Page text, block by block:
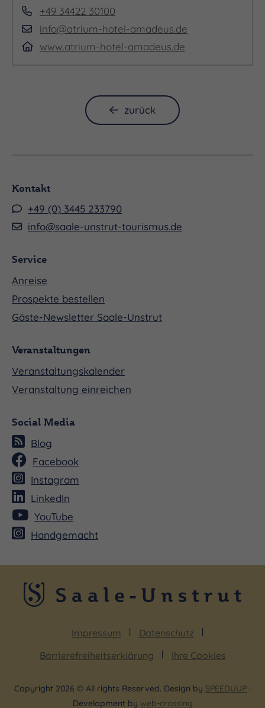
+49 34422 30100
info@atrium-hotel-amadeus.de
www.atrium-hotel-amadeus.de
zurück
Kontakt
+49 (0) 3445 233790
info@saale-unstrut-tourismus.de
Service
Anreise
Prospekte bestellen
Gäste-Newsletter Saale-Unstrut
Veranstaltungen
Veranstaltungskalender
Veranstaltung einreichen
Social Media
Blog
Facebook
Instagram
LinkedIn
YouTube
Handgemacht
Impressum
Datenschutz
Barrierefreiheitserklärung
Ihre Cookies
Copyright 2026 © All rights Reserved. Design by SPEEDUUP ·
Development by web-crossing